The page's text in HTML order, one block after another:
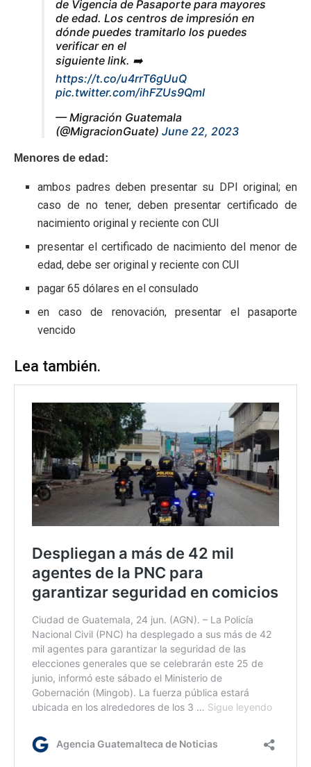
de Vigencia de Pasaporte para mayores
de edad. Los centros de impresión en
dónde puedes tramitarlo los puedes
verificar en el
siguiente link. ➡️
https://t.co/u4rrT6gUuQ
pic.twitter.com/ihFZUs9QmI
— Migración Guatemala
(@MigracionGuate) June 22, 2023
Menores de edad:
ambos padres deben presentar su DPI original; en
caso de no tener, deben presentar certificado de
nacimiento original y reciente con CUI
presentar el certificado de nacimiento del menor de
edad, debe ser original y reciente con CUI
pagar 65 dólares en el consulado
en caso de renovación, presentar el pasaporte
vencido
Lea también.